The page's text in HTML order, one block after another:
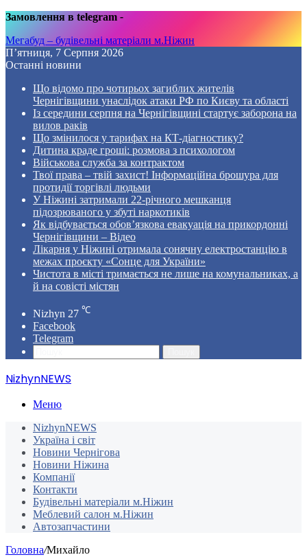
Замовлення в telegram -
Мегабуд – будівельні матеріали м.Ніжин
П’ятниця, 7 Серпня 2026
Останні новини
Що відомо про чотирьох загиблих жителів
Чернігівщини унаслідок атаки РФ по Києву та області
Із середини серпня на Чернігівщині стартує заборона на
вилов раків
Що змінилося у тарифах на КТ-діагностику?
Дитина краде гроші: розмова з психологом
Військова служба за контрактом
Твої права – твій захист! Інформаційна брошура для
протидії торгівлі людьми
У Ніжині затримали 22-річного мешканця
підозрюваного у збуті наркотиків
Як відбувається обов’язкова евакуація на прикордонні
Чернігівщини – Відео
Лікарня у Ніжині отримала сонячну електростанцію в
межах проєкту «Сонце для України»
Чистота в місті тримається не лише на комунальниках, а
й на совісті містян
Nizhyn 27 ℃
Facebook
Telegram
NizhynNEWS
Меню
NizhynNEWS
Україна і світ
Новини Чернігова
Новини Ніжина
Компанії
Контакти
Будівельні матеріали м.Ніжин
Меблевий салон м.Ніжин
Автозапчастини
Головна/Михайло